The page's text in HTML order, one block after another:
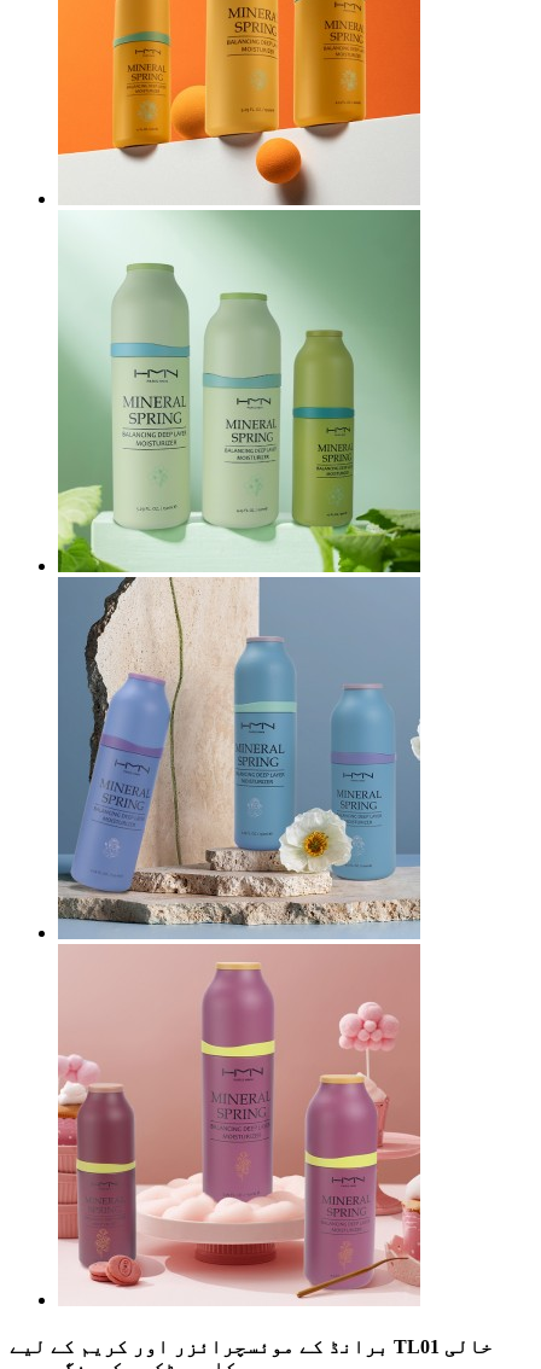
برانڈ کے موئسچرائزر اور کریم کے لیے TL01 خالی